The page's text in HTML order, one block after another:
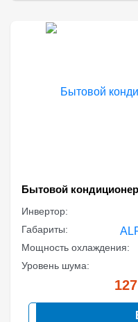
Бытовой кондиционер
Инвертор:
Габариты:
Мощность охлаждения:
Уровень шума: